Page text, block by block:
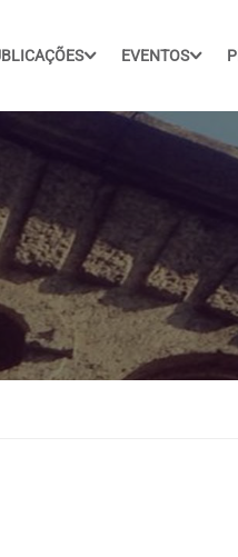
EVENTOS